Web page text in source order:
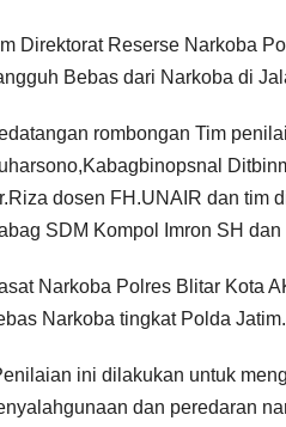
Direktorat Reserse Narkoba
Bebas dari Narkoba di
rombongan Tim
dosen FH.UNAIR dan tim
SDM Kompol Imron SH
Narkoba Polres Blitar Kota
Narkoba tingkat Polda Jatim.
ini dilakukan untuk
dan peredaran